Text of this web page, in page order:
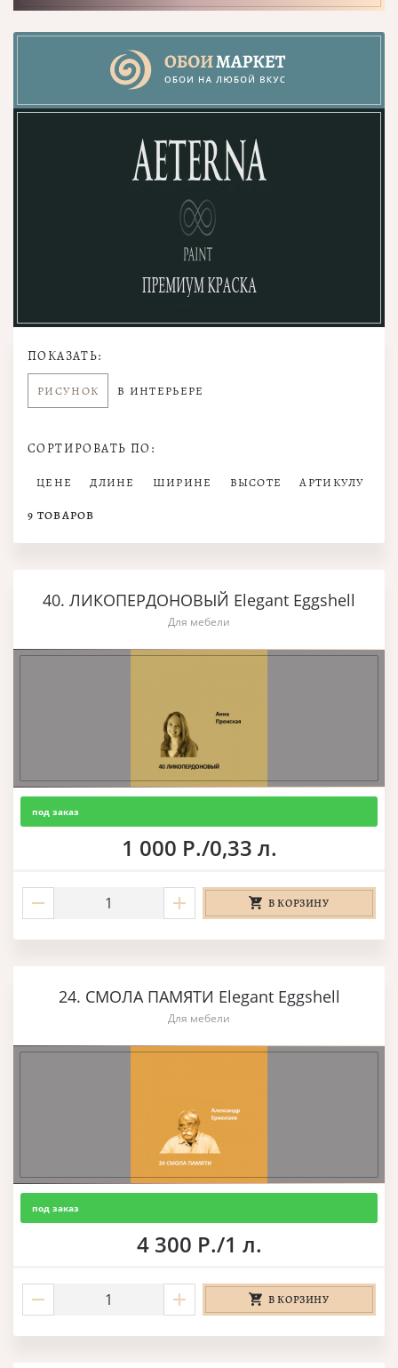
ПОКАЗАТЬ:
РИСУНОК В ИНТЕРЬЕРЕ
СОРТИРОВАТЬ ПО:
ЦЕНЕ ДЛИНЕ ШИРИНЕ ВЫСОТЕ АРТИКУЛУ
9 ТОВАРОВ
40. ЛИКОПЕРДОНОВЫЙ Elegant Eggshell
Для мебели
под заказ
1 000 Р./0,33 л.
В КОРЗИНУ
24. СМОЛА ПАМЯТИ Elegant Eggshell
Для мебели
под заказ
4 300 Р./1 л.
В КОРЗИНУ